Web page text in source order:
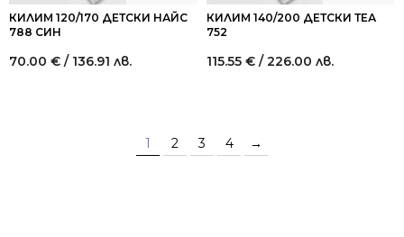
КИЛИМ 120/170 ДЕТСКИ НАЙС
788 СИН
70.00 € / 136.91 лв.
КИЛИМ 140/200 ДЕТСКИ ТЕА
752
115.55 € / 226.00 лв.
1 2 3 4 →